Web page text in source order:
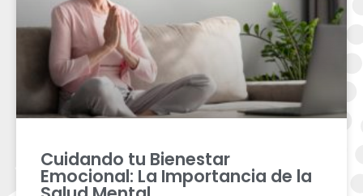
Cuidando tu Bienestar
Emocional: La Importancia de la